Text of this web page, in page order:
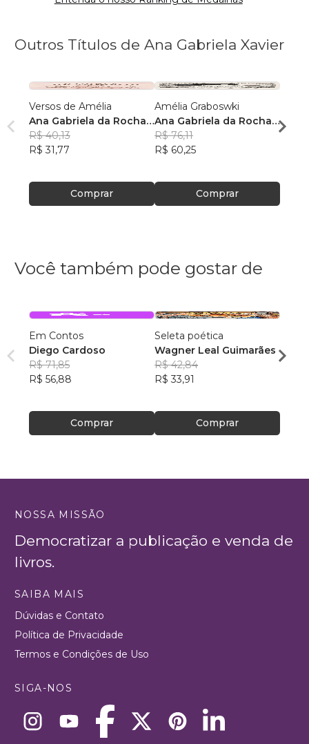
Outros Títulos de Ana Gabriela Xavier
Versos de Amélia
Ana Gabriela da Rocha
Xavier
R$ 40,13
R$ 31,77
Comprar
Amélia Graboswki
Ana Gabriela da Rocha
Xavier
R$ 76,11
R$ 60,25
Comprar
Ana
R$
Você também pode gostar de
Em Contos
Diego Cardoso
R$ 71,85
R$ 56,88
Comprar
Seleta poética
Wagner Leal Guimarães
R$ 42,84
R$ 33,91
Comprar
ainda
Carla
NOSSA MISSÃO
Democratizar a publicação e venda de
livros.
SAIBA MAIS
Dúvidas e Contato
Política de Privacidade
Termos e Condições de Uso
SIGA-NOS